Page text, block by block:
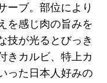
ーブ。部位により
を感じ肉の旨みを
技が光るとびっき
きカルビ、特上カ
った日本人好みの